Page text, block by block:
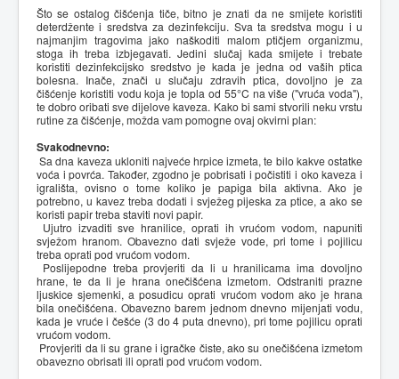
Što se ostalog čišćenja tiče, bitno je znati da ne smijete koristiti
deterdžente i sredstva za dezinfekciju. Sva ta sredstva mogu i u
najmanjim tragovima jako naškoditi malom ptičjem organizmu,
stoga ih treba izbjegavati. Jedini slučaj kada smijete i trebate
koristiti dezinfekcijsko sredstvo je kada je jedna od vaših ptica
bolesna. Inače, znači u slučaju zdravih ptica, dovoljno je za
čišćenje koristiti vodu koja je topla od 55°C na više ("vruća voda"),
te dobro oribati sve dijelove kaveza. Kako bi sami stvorili neku vrstu
rutine za čišćenje, možda vam pomogne ovaj okvirni plan:
Svakodnevno:
Sa dna kaveza ukloniti najveće hrpice izmeta, te bilo kakve ostatke
voća i povrća. Također, zgodno je pobrisati i počistiti i oko kaveza i
igrališta, ovisno o tome koliko je papiga bila aktivna. Ako je
potrebno, u kavez treba dodati i svježeg pijeska za ptice, a ako se
koristi papir treba staviti novi papir.
Ujutro izvaditi sve hranilice, oprati ih vrućom vodom, napuniti
svježom hranom. Obavezno dati svježe vode, pri tome i pojilicu
treba oprati pod vrućom vodom.
Poslijepodne treba provjeriti da li u hranilicama ima dovoljno
hrane, te da li je hrana onečišćena izmetom. Odstraniti prazne
ljuskice sjemenki, a posudicu oprati vrućom vodom ako je hrana
bila onečišćena. Obavezno barem jednom dnevno mijenjati vodu,
kada je vruće i češće (3 do 4 puta dnevno), pri tome pojilicu oprati
vrućom vodom.
Provjeriti da li su grane i igračke čiste, ako su onečišćena izmetom
obavezno obrisati ili oprati pod vrućom vodom.